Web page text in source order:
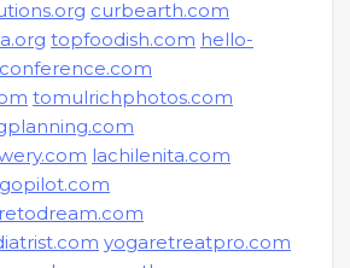
curbearth.com
topfoodish.com hello-
tomulrichphotos.com
lachilenita.com
yogaretreatpro.com